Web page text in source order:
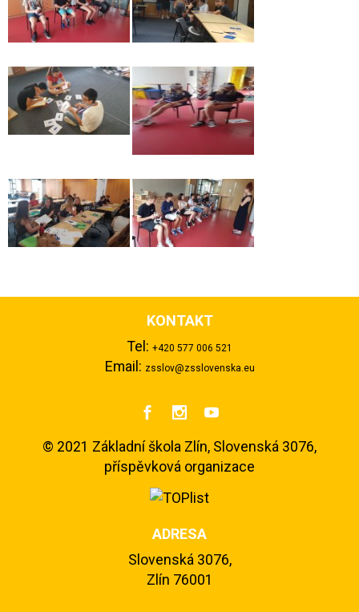
KONTAKT
Tel: +420 577 006 521
Email: zsslov@zsslovenska.eu
  
© 2021 Základní škola Zlín, Slovenská 3076,
příspěvková organizace
ADRESA
Slovenská 3076,
Zlín 76001